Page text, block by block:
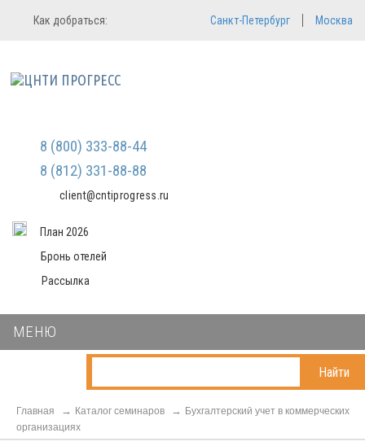
Регистрация
Мы не передаем ваши данные
третьим лицам и не рассылаем
Вход в систему
Как добраться: Санкт-Петербург Москва
8 (800) 333-88-44
8 (812) 331-88-88
client@cntiprogress.ru
План 2026
Бронь отелей
Рассылка
МЕНЮ
Найти
Главная Каталог семинаров
Бухгалтерский учет в коммерческих
организациях